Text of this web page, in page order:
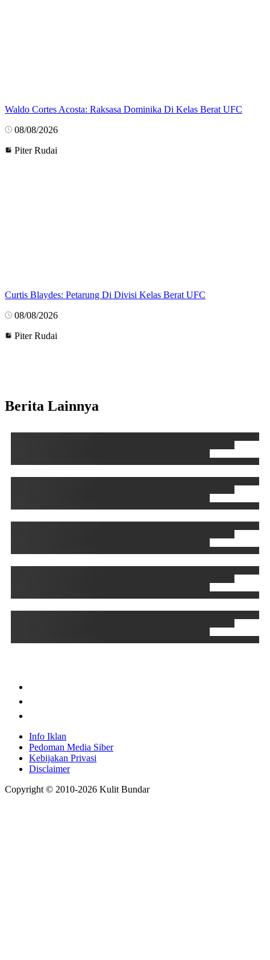
Waldo Cortes Acosta: Raksasa Dominika Di Kelas Berat UFC
08/08/2026
Piter Rudai
Curtis Blaydes: Petarung Di Divisi Kelas Berat UFC
08/08/2026
Piter Rudai
Berita Lainnya
Info Iklan
Pedoman Media Siber
Kebijakan Privasi
Disclaimer
Copyright © 2010-2026 Kulit Bundar